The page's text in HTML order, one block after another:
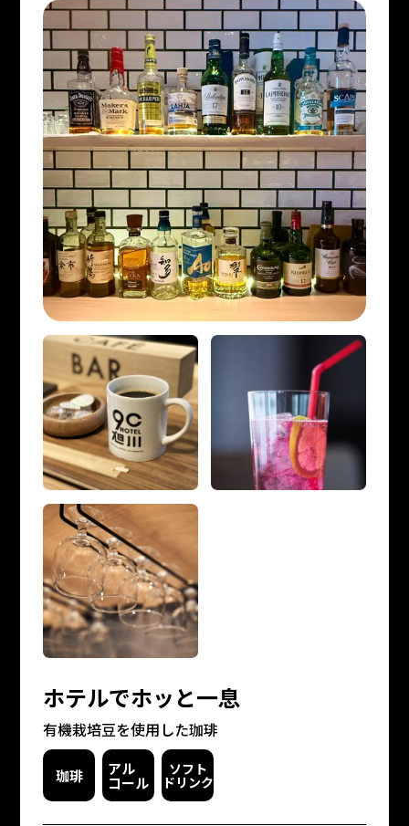
館内案内
会社概要
ホテルでホッと一息
有機栽培豆を使用した珈琲
珈琲 アル
コール
ソフト
ドリンク